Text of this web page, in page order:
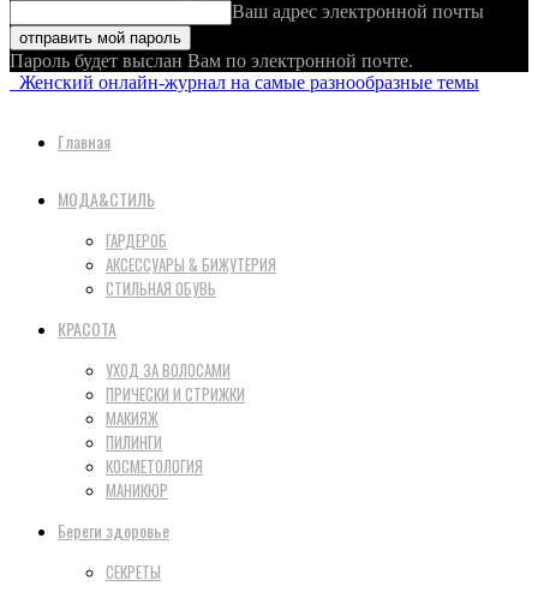
Ваш адрес электронной почты
Пароль будет выслан Вам по электронной почте.
Женский онлайн-журнал на самые разнообразные темы
Главная
МОДА&СТИЛЬ
ГАРДЕРОБ
АКСЕССУАРЫ & БИЖУТЕРИЯ
СТИЛЬНАЯ ОБУВЬ
КРАСОТА
УХОД ЗА ВОЛОСАМИ
ПРИЧЕСКИ И СТРИЖКИ
МАКИЯЖ
ПИЛИНГИ
КОСМЕТОЛОГИЯ
МАНИКЮР
Береги здоровье
СЕКРЕТЫ